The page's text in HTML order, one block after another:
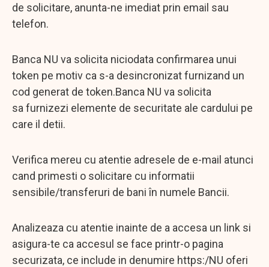
de solicitare, anunta-ne imediat prin email sau
telefon.
Banca NU va solicita niciodata confirmarea unui
token pe motiv ca s-a desincronizat furnizand un
cod generat de token.Banca NU va solicita
sa furnizezi elemente de securitate ale cardului pe
care il detii.
Verifica mereu cu atentie adresele de e-mail atunci
cand primesti o solicitare cu informatii
sensibile/transferuri de bani în numele Bancii.
Analizeaza cu atentie inainte de a accesa un link si
asigura-te ca accesul se face printr-o pagina
securizata, ce include in denumire https:/NU oferi